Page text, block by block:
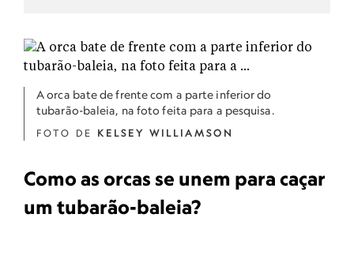
A orca bate de frente com a parte inferior do
tubarão-baleia, na foto feita para a pesquisa.
FOTO DE KELSEY WILLIAMSON
Como as orcas se unem para caçar
um tubarão-baleia?